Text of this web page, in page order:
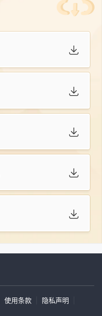
使用条款 隐私声明